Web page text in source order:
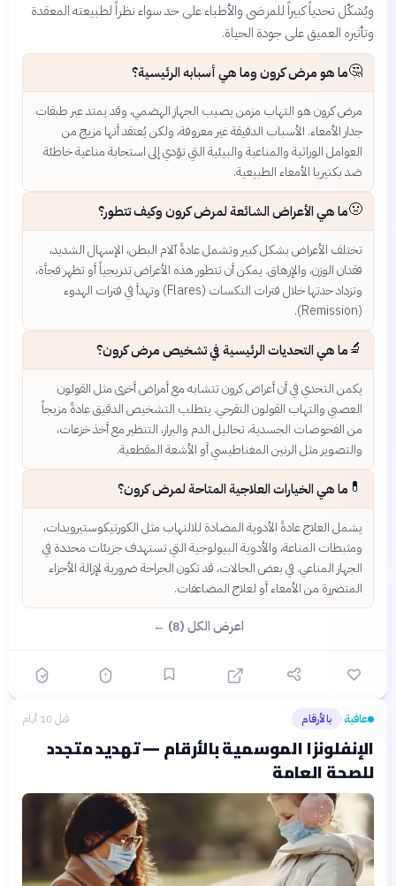
ويُشكّل تحدياً كبيراً للمرضى والأطباء على حد سواء نظراً لطبيعته المعقدة
وتأثيره العميق على جودة الحياة.
🤔ما هو مرض كرون وما هي أسبابه الرئيسية؟
مرض كرون هو التهاب مزمن يصيب الجهاز الهضمي، وقد يمتد عبر طبقات
جدار الأمعاء. الأسباب الدقيقة غير معروفة، ولكن يُعتقد أنها مزيج من
العوامل الوراثية والمناعية والبيئية التي تؤدي إلى استجابة مناعية خاطئة
ضد بكتيريا الأمعاء الطبيعية.
🤢ما هي الأعراض الشائعة لمرض كرون وكيف تتطور؟
تختلف الأعراض بشكل كبير وتشمل عادةً آلام البطن، الإسهال الشديد،
فقدان الوزن، والإرهاق. يمكن أن تتطور هذه الأعراض تدريجياً أو تظهر فجأة،
وتزداد حدتها خلال فترات النكسات (Flares) وتهدأ في فترات الهدوء
(Remission).
🔬ما هي التحديات الرئيسية في تشخيص مرض كرون؟
يكمن التحدي في أن أعراض كرون تتشابه مع أمراض أخرى مثل القولون
العصبي والتهاب القولون التقرحي. يتطلب التشخيص الدقيق عادةً مزيجاً
من الفحوصات الجسدية، تحاليل الدم والبراز، التنظير مع أخذ خزعات،
والتصوير مثل الرنين المغناطيسي أو الأشعة المقطعية.
💊 ما هي الخيارات العلاجية المتاحة لمرض كرون؟
يشمل العلاج عادةً الأدوية المضادة للالتهاب مثل الكورتيكوستيرويدات،
ومثبطات المناعة، والأدوية البيولوجية التي تستهدف جزيئات محددة في
الجهاز المناعي. في بعض الحالات، قد تكون الجراحة ضرورية لإزالة الأجزاء
المتضررة من الأمعاء أو لعلاج المضاعفات.
اعرض الكل (8) ←
عافية› بالأرقام قبل 10 أيام
الإنفلونزا الموسمية بالأرقام — تهديد متجدد
للصحة العامة